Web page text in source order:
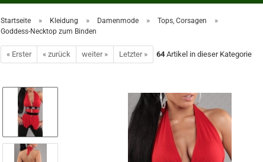
Startseite » Kleidung » Damenmode » Tops, Corsagen »
Goddess-Necktop zum Binden
« Erster « zurück weiter » Letzter » 64 Artikel in dieser Kategorie